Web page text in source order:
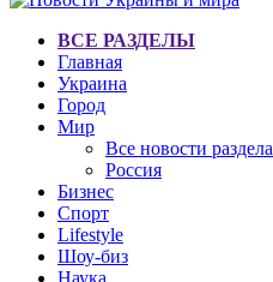
ВСЕ РАЗДЕЛЫ
Главная
Украина
Город
Мир
Все новости раздела
Россия
Бизнес
Спорт
Lifestyle
Шоу-биз
Наука